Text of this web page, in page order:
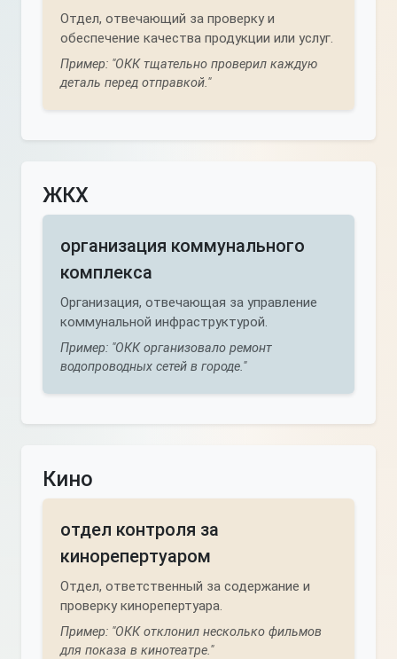
Отдел, отвечающий за проверку и
обеспечение качества продукции или услуг.
Пример: "ОКК тщательно проверил каждую
деталь перед отправкой."
ЖКХ
организация коммунального
комплекса
Организация, отвечающая за управление
коммунальной инфраструктурой.
Пример: "ОКК организовало ремонт
водопроводных сетей в городе."
Кино
отдел контроля за
кинорепертуаром
Отдел, ответственный за содержание и
проверку кинорепертуара.
Пример: "ОКК отклонил несколько фильмов
для показа в кинотеатре."